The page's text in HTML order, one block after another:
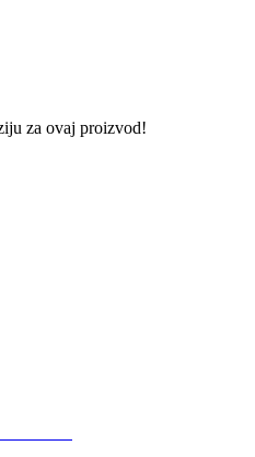
za ovaj proizvod!